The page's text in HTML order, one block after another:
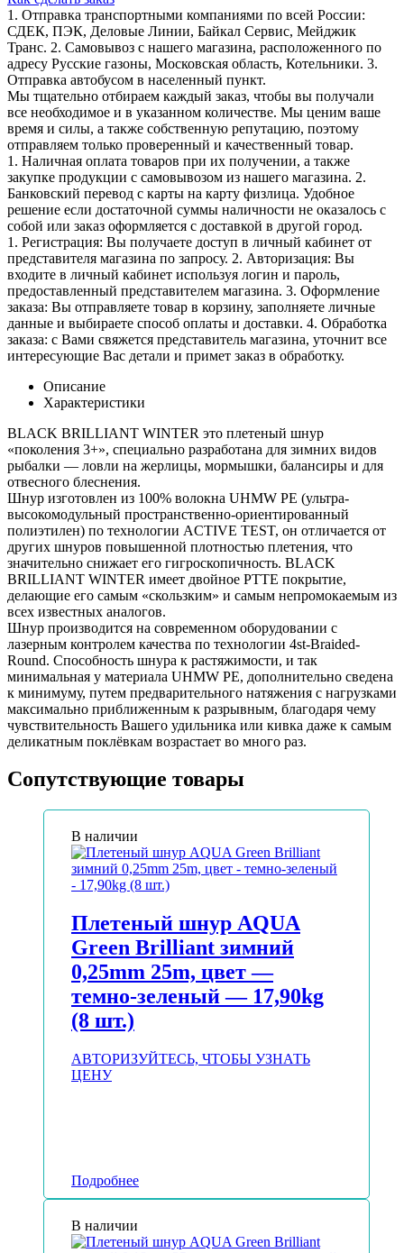
1. Отправка транспортными компаниями по всей России:
СДЕК, ПЭК, Деловые Линии, Байкал Сервис, Мейджик
Транс. 2. Самовывоз с нашего магазина, расположенного по
адресу Русские газоны, Московская область, Котельники. 3.
Отправка автобусом в населенный пункт.
Мы тщательно отбираем каждый заказ, чтобы вы получали
все необходимое и в указанном количестве. Мы ценим ваше
время и силы, а также собственную репутацию, поэтому
отправляем только проверенный и качественный товар.
1. Наличная оплата товаров при их получении, а также
закупке продукции с самовывозом из нашего магазина. 2.
Банковский перевод с карты на карту физлица. Удобное
решение если достаточной суммы наличности не оказалось с
собой или заказ оформляется с доставкой в другой город.
1. Регистрация: Вы получаете доступ в личный кабинет от
представителя магазина по запросу. 2. Авторизация: Вы
входите в личный кабинет используя логин и пароль,
предоставленный представителем магазина. 3. Оформление
заказа: Вы отправляете товар в корзину, заполняете личные
данные и выбираете способ оплаты и доставки. 4. Обработка
заказа: с Вами свяжется представитель магазина, уточнит все
интересующие Вас детали и примет заказ в обработку.
Описание
Характеристики
BLACK BRILLIANT WINTER это плетеный шнур
«поколения 3+», специально разработана для зимних видов
рыбалки — ловли на жерлицы, мормышки, балансиры и для
отвесного блеснения.
Шнур изготовлен из 100% волокна UHMW PE (ультра-
высокомодульный пространственно-ориентированный
полиэтилен) по технологии ACTIVE TEST, он отличается от
других шнуров повышенной плотностью плетения, что
значительно снижает его гигроскопичность. BLACK
BRILLIANT WINTER имеет двойное PTTE покрытие,
делающие его самым «скользким» и самым непромокаемым из
всех известных аналогов.
Шнур производится на современном оборудовании с
лазерным контролем качества по технологии 4st-Braided-
Round. Способность шнура к растяжимости, и так
минимальная у материала UHMW PE, дополнительно сведена
к минимуму, путем предварительного натяжения с нагрузками
максимально приближенным к разрывным, благодаря чему
чувствительность Вашего удильника или кивка даже к самым
деликатным поклёвкам возрастает во много раз.
Сопутствующие товары
В наличии
Плетеный шнур AQUA
Green Brilliant зимний
0,25mm 25m, цвет —
темно-зеленый — 17,90kg
(8 шт.)
АВТОРИЗУЙТЕСЬ, ЧТОБЫ УЗНАТЬ
ЦЕНУ
Подробнее
В наличии